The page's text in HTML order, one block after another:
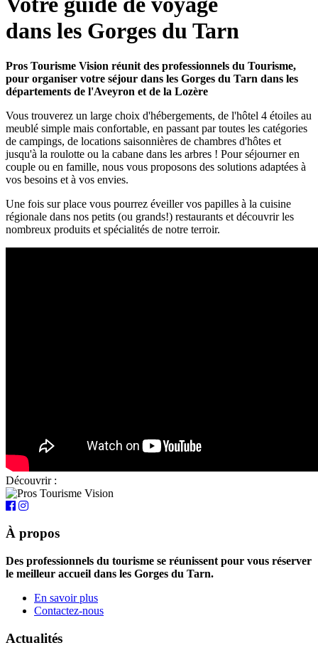
dans les Gorges du Tarn
Pros Tourisme Vision réunit des professionnels du Tourisme,
pour organiser votre séjour dans les Gorges du Tarn dans les
départements de l'Aveyron et de la Lozère
Vous trouverez un large choix d'hébergements, de l'hôtel 4 étoiles au
meublé simple mais confortable, en passant par toutes les catégories
de campings, de locations saisonnières de chambres d'hôtes et
jusqu'à la roulotte ou la cabane dans les arbres ! Pour séjourner en
couple ou en famille, nous vous proposons des solutions adaptées à
vos besoins et à vos envies.
Une fois sur place vous pourrez éveiller vos papilles à la cuisine
régionale dans nos petits (ou grands!) restaurants et découvrir les
nombreux produits et spécialités de notre terroir.
Découvrir :
À propos
Des professionnels du tourisme se réunissent pour vous réserver
le meilleur accueil dans les Gorges du Tarn.
En savoir plus
Contactez-nous
Actualités